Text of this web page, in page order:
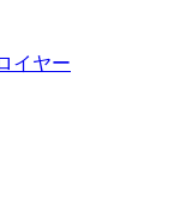
イヤー